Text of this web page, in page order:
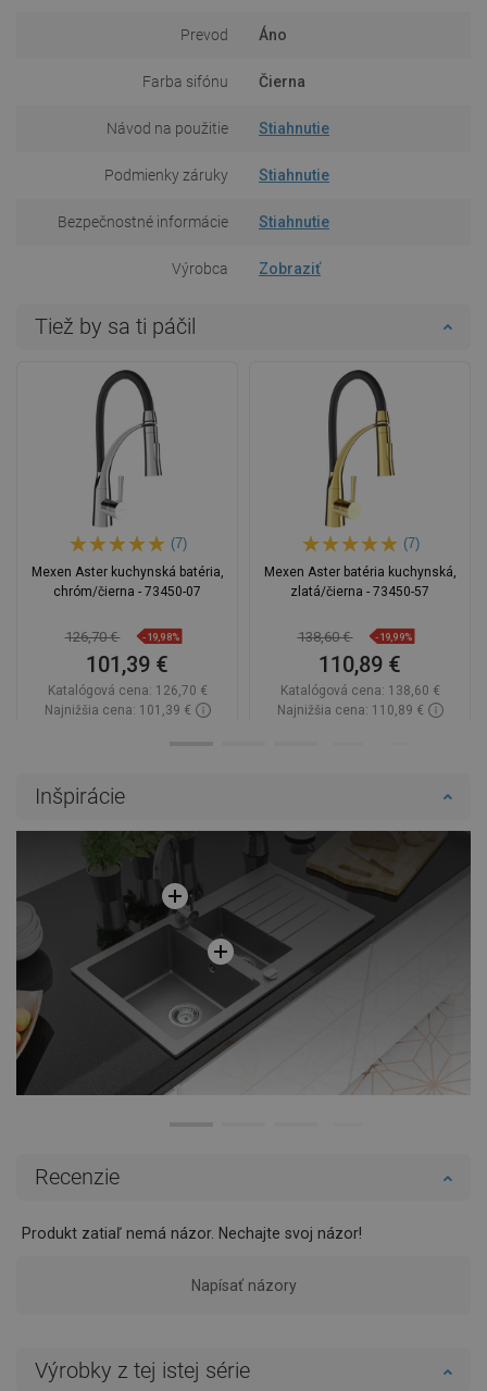
Prevod Áno
Farba sifónu Čierna
Návod na použitie Stiahnutie
Podmienky záruky Stiahnutie
Bezpečnostné informácie Stiahnutie
Výrobca Zobraziť
Tiež by sa ti páčil
(7)
Mexen Aster kuchynská batéria,
chróm/čierna - 73450-07
126,70 € -19,98%
101,39 €
Katalógová cena: 126,70 €
Najnižšia cena: 101,39 €
(7)
Mexen Aster batéria kuchynská,
zlatá/čierna - 73450-57
138,60 € -19,99%
110,89 €
Katalógová cena: 138,60 €
Najnižšia cena: 110,89 €
Inšpirácie
Recenzie
Produkt zatiaľ nemá názor. Nechajte svoj názor!
Napísať názory
Výrobky z tej istej série